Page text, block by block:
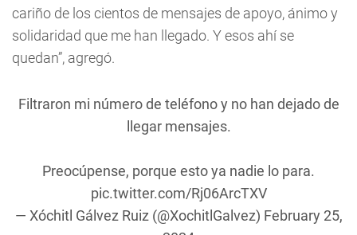
cariño de los cientos de mensajes de apoyo, ánimo y
solidaridad que me han llegado. Y esos ahí se
quedan”, agregó.
Filtraron mi número de teléfono y no han dejado de
llegar mensajes.
Preocúpense, porque esto ya nadie lo para.
pic.twitter.com/Rj06ArcTXV
— Xóchitl Gálvez Ruiz (@XochitlGalvez) February 25,